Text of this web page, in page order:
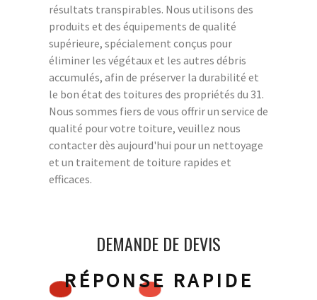
résultats transpirables. Nous utilisons des
produits et des équipements de qualité
supérieure, spécialement conçus pour
éliminer les végétaux et les autres débris
accumulés, afin de préserver la durabilité et
le bon état des toitures des propriétés du 31.
Nous sommes fiers de vous offrir un service de
qualité pour votre toiture, veuillez nous
contacter dès aujourd'hui pour un nettoyage
et un traitement de toiture rapides et
efficaces.
DEMANDE DE DEVIS
RÉPONSE RAPIDE